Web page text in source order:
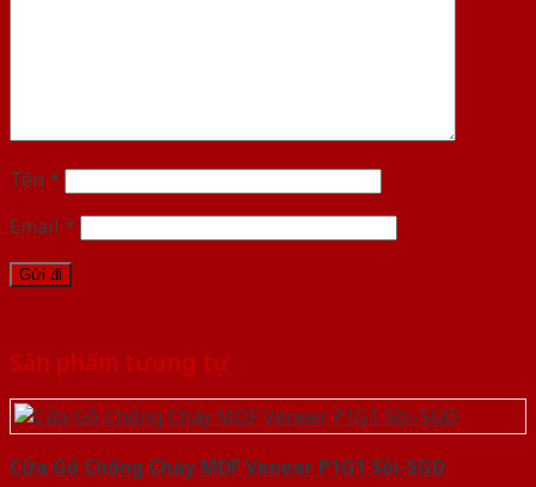
Tên *
Email *
Sản phẩm tương tự
Cửa Gỗ Chống Cháy MDF Veneer P1G1 Sồi-SGD